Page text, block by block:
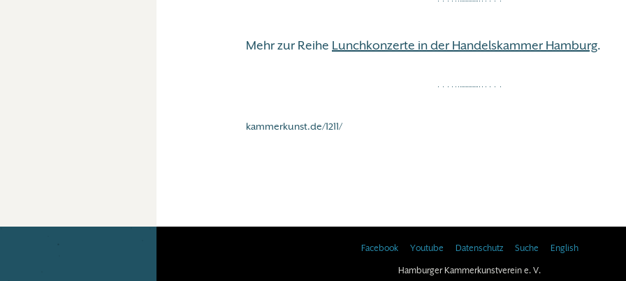
Mehr zur Reihe Lunchkonzerte in der Handelskammer Hamburg.
kammerkunst.de/1211/
Facebook Youtube Datenschutz Suche
English
Hamburger Kammerkunstverein e. V.